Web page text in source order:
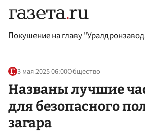
Покушение на главу
3 мая 2025 06:00Общество
Названы лучшие
для безопасного
загара